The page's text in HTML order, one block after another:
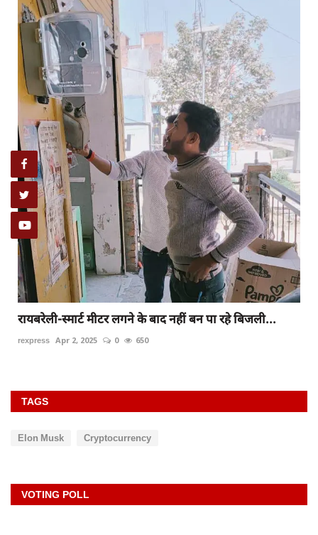
रायबरेली-स्मार्ट मीटर लगने के बाद नहीं बन पा रहे बिजली...
rexpress Apr 2, 2025 0 650
TAGS
Elon Musk Cryptocurrency
VOTING POLL